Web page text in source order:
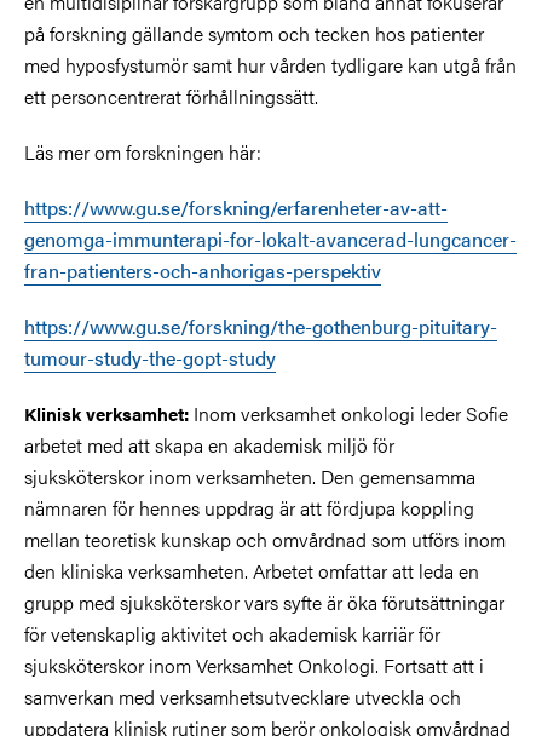
på forskning gällande symtom och tecken hos patienter
med hyposfystumör samt hur vården tydligare kan utgå från
ett personcentrerat förhållningssätt.
Läs mer om forskningen här:
https://www.gu.se/forskning/erfarenheter-av-att-
genomga-immunterapi-for-lokalt-avancerad-lungcancer-
fran-patienters-och-anhorigas-perspektiv
https://www.gu.se/forskning/the-gothenburg-pituitary-
tumour-study-the-gopt-study
Klinisk verksamhet: Inom verksamhet onkologi leder Sofie
arbetet med att skapa en akademisk miljö för
sjuksköterskor inom verksamheten. Den gemensamma
nämnaren för hennes uppdrag är att fördjupa koppling
mellan teoretisk kunskap och omvårdnad som utförs inom
den kliniska verksamheten. Arbetet omfattar att leda en
grupp med sjuksköterskor vars syfte är öka förutsättningar
för vetenskaplig aktivitet och akademisk karriär för
sjuksköterskor inom Verksamhet Onkologi. Fortsatt att i
samverkan med verksamhetsutvecklare utveckla och
uppdatera klinisk rutiner som berör onkologisk omvårdnad